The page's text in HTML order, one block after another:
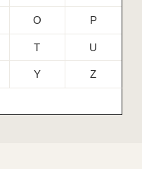
O P
T U
Y Z